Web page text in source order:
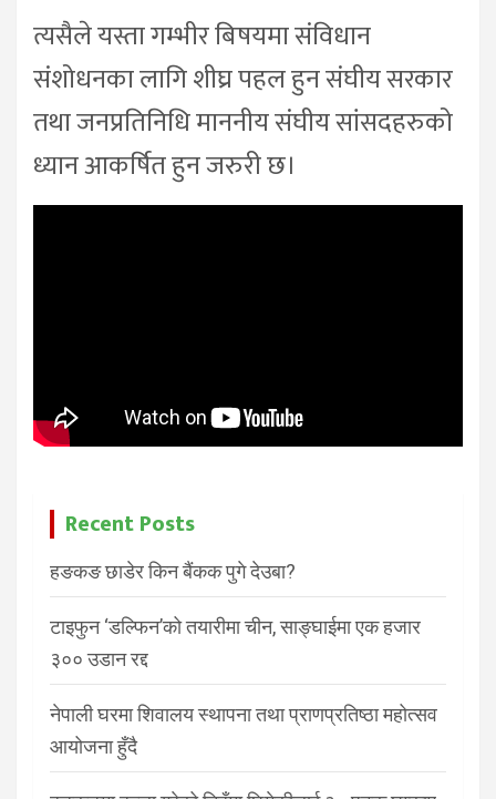
त्यसैले यस्ता गम्भीर बिषयमा संविधान
संशोधनका लागि शीघ्र पहल हुन संघीय सरकार
तथा जनप्रतिनिधि माननीय संघीय सांसदहरुको
ध्यान आकर्षित हुन जरुरी छ।
Recent Posts
हङकङ छाडेर किन बैंकक पुगे देउबा?
टाइफुन ‘डल्फिन’को तयारीमा चीन, साङ्घाईमा एक हजार
३०० उडान रद्द
नेपाली घरमा शिवालय स्थापना तथा प्राणप्रतिष्ठा महोत्सव
आयोजना हुँदै